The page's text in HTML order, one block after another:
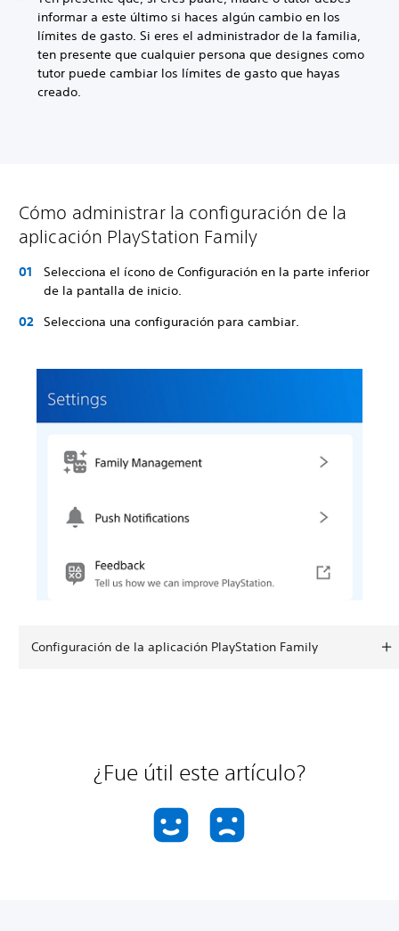
informar a este último si haces algún cambio en los
límites de gasto. Si eres el administrador de la familia,
ten presente que cualquier persona que designes como
tutor puede cambiar los límites de gasto que hayas
creado.
Cómo administrar la configuración de la
aplicación PlayStation Family
Selecciona el ícono de Configuración en la parte inferior
de la pantalla de inicio.
Selecciona una configuración para cambiar.
Configuración de la aplicación PlayStation Family
¿Fue útil este artículo?